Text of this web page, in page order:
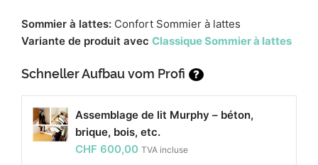
Sommier à lattes: Confort Sommier à lattes
Variante de produit avec Classique Sommier à lattes
Schneller Aufbau vom Profi ?
Assemblage de lit Murphy – béton,
brique, bois, etc.
CHF 600,00 TVA incluse